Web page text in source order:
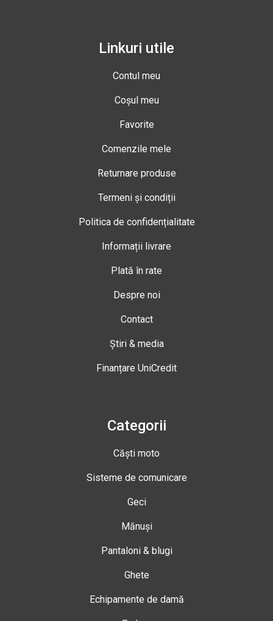
Linkuri utile
Contul meu
Coșul meu
Favorite
Comenzile mele
Returnare produse
Termeni și condiții
Politica de confidențialitate
Informații livrare
Plată în rate
Despre noi
Contact
Știri & media
Finanțare UniCredit
Categorii
Căști moto
Sisteme de comunicare
Geci
Mănuși
Pantaloni & blugi
Ghete
Echipamente de damă